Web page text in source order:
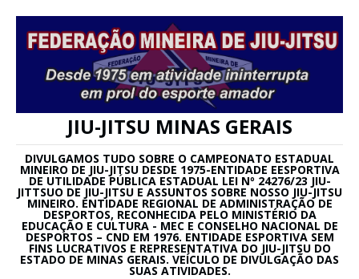
JIU-JITSU MINAS GERAIS
DIVULGAMOS TUDO SOBRE O CAMPEONATO ESTADUAL
MINEIRO DE JIU-JITSU DESDE 1975-ENTIDADE EESPORTIVA
DE UTILIDADE PÚBLICA ESTADUAL LEI Nº 24276/23 JIU-
JITTSUO DE JIU-JITSU E ASSUNTOS SOBRE NOSSO JIU-JITSU
MINEIRO. ENTIDADE REGIONAL DE ADMINISTRAÇÃO DE
DESPORTOS, RECONHECIDA PELO MINISTÉRIO DA
EDUCAÇÃO E CULTURA - MEC E CONSELHO NACIONAL DE
DESPORTOS – CND EM 1976. ENTIDADE ESPORTIVA SEM
FINS LUCRATIVOS E REPRESENTATIVA DO JIU-JITSU DO
ESTADO DE MINAS GERAIS. VEÍCULO DE DIVULGAÇÃO DAS
SUAS ATIVIDADES.